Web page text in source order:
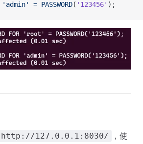
'admin' = PASSWORD( '123456' );
http://127.0.0.1:8030/
，使